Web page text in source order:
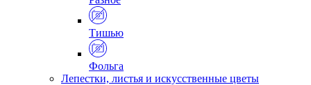
Тишью
Фольга
Лепестки, листья и искусственные цветы